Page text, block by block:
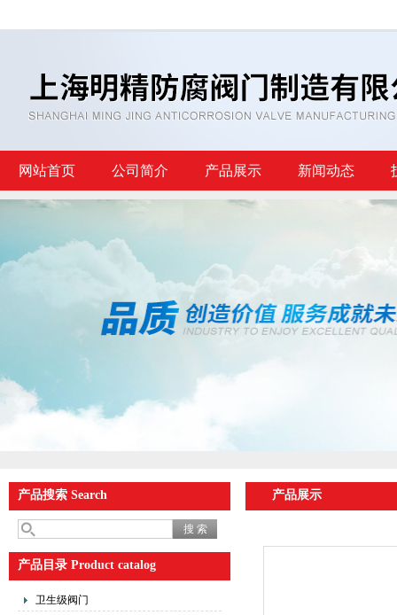
网站首页 公司简介 产品展示 新闻动态
产品搜索 Search
产品目录 Product catalog
卫生级阀门
产品展示